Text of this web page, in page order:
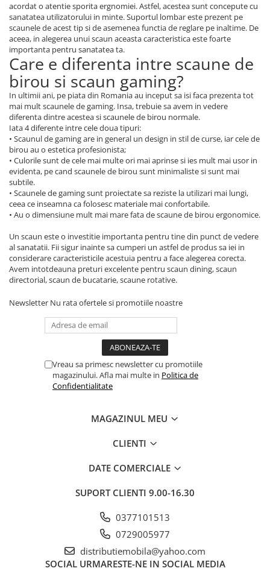
acordat o atentie sporita ergnomiei. Astfel, acestea sunt concepute cu
sanatatea utilizatorului in minte. Suportul lombar este prezent pe
scaunele de acest tip si de asemenea functia de reglare pe inaltime. De
aceea, in alegerea unui scaun aceasta caracteristica este foarte
importanta pentru sanatatea ta.
Care e diferenta intre scaune de
birou si scaun gaming?
In ultimii ani, pe piata din Romania au inceput sa isi faca prezenta tot
mai mult scaunele de gaming. Insa, trebuie sa avem in vedere
diferenta dintre acestea si scaunele de birou normale.
Iata 4 diferente intre cele doua tipuri:
• Scaunul de gaming are in general un design in stil de curse, iar cele de
birou au o estetica profesionista;
• Culorile sunt de cele mai multe ori mai aprinse si ies mult mai usor in
evidenta, pe cand scaunele de birou sunt minimaliste si sunt mai
subtile.
• Scaunele de gaming sunt proiectate sa reziste la utilizari mai lungi,
ceea ce inseamna ca folosesc materiale mai confortabile.
• Au o dimensiune mult mai mare fata de scaune de birou ergonomice.
Un scaun este o investitie importanta pentru tine din punct de vedere
al sanatatii. Fii sigur inainte sa cumperi un astfel de produs sa iei in
considerare caracteristicile acestuia pentru a face alegerea corecta.
Avem intotdeauna preturi excelente pentru scaun dining, scaun
directorial, scaun de bucatarie, scaune rotative.
Newsletter Nu rata ofertele si promotiile noastre
Vreau sa primesc newsletter cu promotiile
magazinului. Afla mai multe in Politica de
Confidentialitate
MAGAZINUL MEU
CLIENTI
DATE COMERCIALE
SUPORT CLIENTI 9.00-16.30
0377101513
0729005977
distributiemobila@yahoo.com
SOCIAL URMARESTE-NE IN SOCIAL MEDIA